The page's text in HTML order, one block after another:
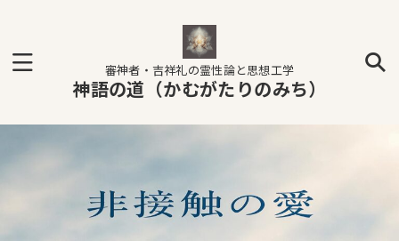
審神者・吉祥礼の霊性論と思想工学
神語の道（かむがたりのみち）